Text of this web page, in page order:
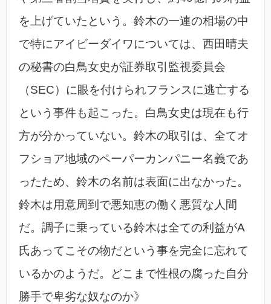
を上げていたという。鈴木の一連の相場の中
で特にアイビーダイワについては、西田晴夫
の秘書の白鳥女史が証券取引監視委員会
（SEC）に眼を付けられフランスに逃亡する
という事件も起こった。白鳥女史は現在も行
方が分かっていない。鈴木の取引は、全てオ
フショア地域のペーパーカンパニー名義であ
ったため、鈴木の名前は表面に出なかった。
鈴木は用意周到で悪知恵の働く悪質な人間
だ。調子に乗っている鈴木は全ての利益がA
氏あってこその物だという事を完全に忘れて
いるかのようだ。どこまで性根の腐った自分
勝手で卑劣な奴なのか》